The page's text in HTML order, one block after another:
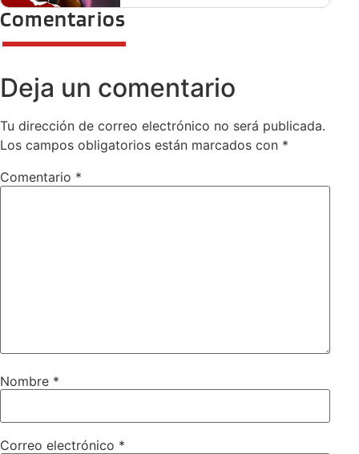
Comentarios
Deja un comentario
Tu dirección de correo electrónico no será publicada.
Los campos obligatorios están marcados con *
Comentario *
Nombre *
Correo electrónico *